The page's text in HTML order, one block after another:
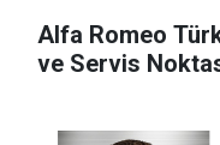
Alfa Romeo
ve Servis